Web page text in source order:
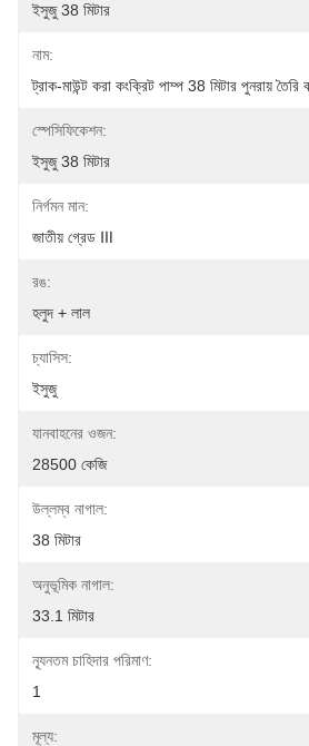
ইসুজু 38 মিটার
নাম:
ট্রাক-মাউন্ট করা কংক্রিট পাম্প 38 মিটার পুনরায় তৈরি
স্পেসিফিকেশন:
ইসুজু 38 মিটার
নির্গমন মান:
জাতীয় গ্রেড Ⅲ
রঙ:
হলুদ + লাল
চ্যাসিস:
ইসুজু
যানবাহনের ওজন:
28500 কেজি
উল্লম্ব নাগাল:
38 মিটার
অনুভূমিক নাগাল:
33.1 মিটার
ন্যূনতম চাহিদার পরিমাণ:
1
মূল্য: